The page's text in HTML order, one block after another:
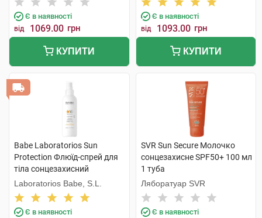
Є в наявності
від 1069.00 грн
КУПИТИ
компонентам 200 мл 1 туба
Є в наявності
від 1093.00 грн
КУПИТИ
Babe Laboratorios Sun
Protection Флюїд-спрей для
тіла сонцезахисний
водостійкий з SPF50 200 мл
1 флакон
Laboratorios Babe, S.L.
Є в наявності
SVR Sun Secure Молочко
сонцезахисне SPF50+ 100 мл
1 туба
Ляборатуар SVR
Є в наявності